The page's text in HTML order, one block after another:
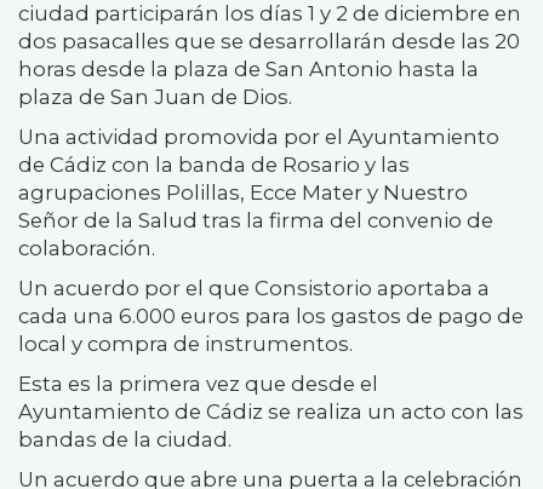
ciudad participarán los días 1 y 2 de diciembre en
dos pasacalles que se desarrollarán desde las 20
horas desde la plaza de San Antonio hasta la
plaza de San Juan de Dios.
Una actividad promovida por el Ayuntamiento
de Cádiz con la banda de Rosario y las
agrupaciones Polillas, Ecce Mater y Nuestro
Señor de la Salud tras la firma del convenio de
colaboración.
Un acuerdo por el que Consistorio aportaba a
cada una 6.000 euros para los gastos de pago de
local y compra de instrumentos.
Esta es la primera vez que desde el
Ayuntamiento de Cádiz se realiza un acto con las
bandas de la ciudad.
Un acuerdo que abre una puerta a la celebración